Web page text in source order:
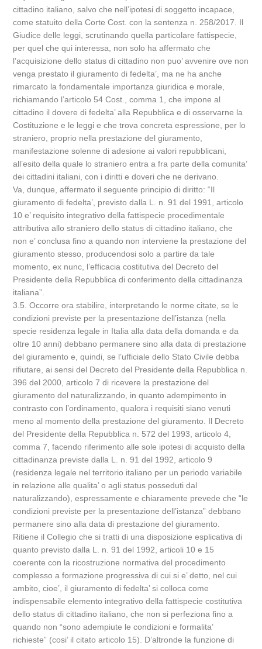
cittadino italiano, salvo che nell’ipotesi di soggetto incapace,
come statuito della Corte Cost. con la sentenza n. 258/2017. Il
Giudice delle leggi, scrutinando quella particolare fattispecie,
per quel che qui interessa, non solo ha affermato che
l’acquisizione dello status di cittadino non puo’ avvenire ove non
venga prestato il giuramento di fedelta’, ma ne ha anche
rimarcato la fondamentale importanza giuridica e morale,
richiamando l’articolo 54 Cost., comma 1, che impone al
cittadino il dovere di fedelta’ alla Repubblica e di osservarne la
Costituzione e le leggi e che trova concreta espressione, per lo
straniero, proprio nella prestazione del giuramento,
manifestazione solenne di adesione ai valori repubblicani,
all’esito della quale lo straniero entra a fra parte della comunita’
dei cittadini italiani, con i diritti e doveri che ne derivano.
Va, dunque, affermato il seguente principio di diritto: “Il
giuramento di fedelta’, previsto dalla L. n. 91 del 1991, articolo
10 e’ requisito integrativo della fattispecie procedimentale
attributiva allo straniero dello status di cittadino italiano, che
non e’ conclusa fino a quando non interviene la prestazione del
giuramento stesso, producendosi solo a partire da tale
momento, ex nunc, l’efficacia costitutiva del Decreto del
Presidente della Repubblica di conferimento della cittadinanza
italiana”.
3.5. Occorre ora stabilire, interpretando le norme citate, se le
condizioni previste per la presentazione dell’istanza (nella
specie residenza legale in Italia alla data della domanda e da
oltre 10 anni) debbano permanere sino alla data di prestazione
del giuramento e, quindi, se l’ufficiale dello Stato Civile debba
rifiutare, ai sensi del Decreto del Presidente della Repubblica n.
396 del 2000, articolo 7 di ricevere la prestazione del
giuramento del naturalizzando, in quanto adempimento in
contrasto con l’ordinamento, qualora i requisiti siano venuti
meno al momento della prestazione del giuramento. Il Decreto
del Presidente della Repubblica n. 572 del 1993, articolo 4,
comma 7, facendo riferimento alle sole ipotesi di acquisto della
cittadinanza previste dalla L. n. 91 del 1992, articolo 9
(residenza legale nel territorio italiano per un periodo variabile
in relazione alle qualita’ o agli status posseduti dal
naturalizzando), espressamente e chiaramente prevede che “le
condizioni previste per la presentazione dell’istanza” debbano
permanere sino alla data di prestazione del giuramento.
Ritiene il Collegio che si tratti di una disposizione esplicativa di
quanto previsto dalla L. n. 91 del 1992, articoli 10 e 15
coerente con la ricostruzione normativa del procedimento
complesso a formazione progressiva di cui si e’ detto, nel cui
ambito, cioe’, il giuramento di fedelta’ si colloca come
indispensabile elemento integrativo della fattispecie costitutiva
dello status di cittadino italiano, che non si perfeziona fino a
quando non “sono adempiute le condizioni e formalita’
richieste” (cosi’ il citato articolo 15). D’altronde la funzione di